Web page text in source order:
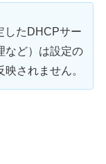
したDHCPサー
など）は設定の
されません。